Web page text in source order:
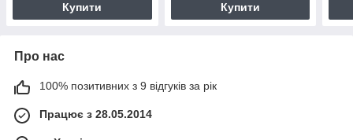
Купити Купити
Про нас
100% позитивних з 9 відгуків за рік
Працює з 28.05.2014